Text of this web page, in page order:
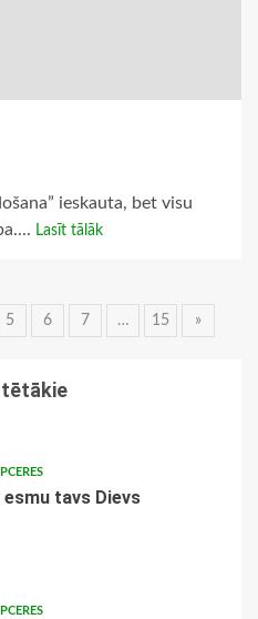
ieskauta, bet visu
Lasīt tālāk
5 6 7 … 15 »
esmu tavs Dievs